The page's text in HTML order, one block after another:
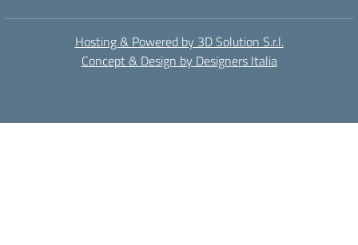
Hosting & Powered by 3D Solution S.r.l.
Concept & Design by Designers Italia